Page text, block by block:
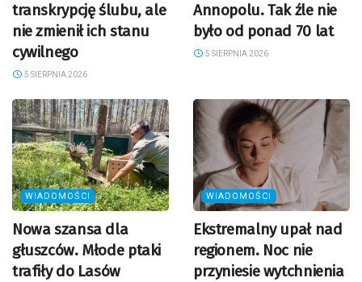
transkrypcję ślubu, ale
nie zmienił ich stanu
cywilnego
5 SIERPNIA 2026
Annopolu. Tak źle nie
było od ponad 70 lat
5 SIERPNIA 2026
WIADOMOŚCI
Nowa szansa dla
głuszców. Młode ptaki
trafiły do Lasów
WIADOMOŚCI
Ekstremalny upał nad
regionem. Noc nie
przyniesie wytchnienia